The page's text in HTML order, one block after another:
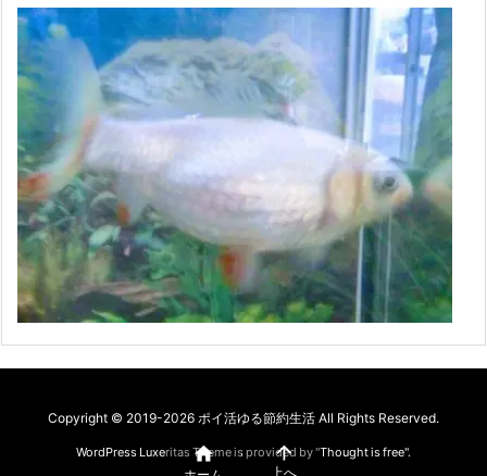
Copyright © 2019-2026 ポイ活ゆる節約生活 All Rights Reserved.
WordPress Luxeritas Theme is provided by "Thought is free".
 
上へ